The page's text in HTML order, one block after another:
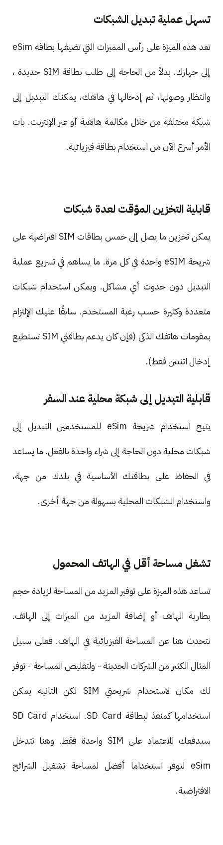
تسهل عملية تبديل الشبكات
تعد هذه الميزة على رأس المميزات التي تضيفها بطاقة eSim
إلى جهازك. بدلاً من الحاجة إلى طلب بطاقة SIM جديدة ،
وانتظار وصولها، ثم إدخالها في هاتفك، يمكنك التبديل إلى
شبكة مختلفة من خلال مكالمة هاتفية أو عبر الإنترنت. بات
الأمر أسرع الآن من استخدام بطاقة فيزيائية.
قابلية التخزين المؤقت لعدة شبكات
يمكن تخزين ما يصل إلى خمس بطاقات SIM افتراضية على
شريحة eSIM واحدة في كل مرة. ما يساهم في تسريع عملية
التبديل دون حدوث أي مشاكل. ويمكن استخدام شبكات
متعددة وكثيرة حسب رغبة المستخدم. سابقًا عليك الإلتزام
بمقومات هاتفك الذكي (فإن كان يدعم بطاقتي SIM تستطيع
إدخال اثنتين فقط).
قابلية التبديل إلى شبكة محلية عند السفر
يتيح استخدام شريحة eSim للمستخدمين التبديل إلى
شبكات محلية دون الحاجة إلى شراء واحدة بالفعل. ما يساعد
في الحفاظ على بطاقتك الأساسية في بلدك من جهة،
واستخدام الشبكات المحلية بسهولة من جهة أخرى.
تشغل مساحة أقل في الهاتف المحمول
تساعد هذه الميزة على توفير المزيد من المساحة لزيادة حجم
بطارية الهاتف أو إضافة المزيد من الميزات إلى الهاتف.
نتحدث هنا عن المساحة الفيزيائية في الهاتف. فعلى سبيل
المثال الكثير من الشركات الحديثة - ولتقليص المساحة - توفر
لك مكان لاستخدام شريحتي SIM لكن الثانية يمكن
استخدامها كمنفذ لبطاقة SD Card. استخدام SD Card
سيدفعك للاعتماد على SIM واحدة فقط. وهنا تتدخل
eSim لتوفر استخداما أفضل لمساحة تشغيل الشرائح
الافتراضية.